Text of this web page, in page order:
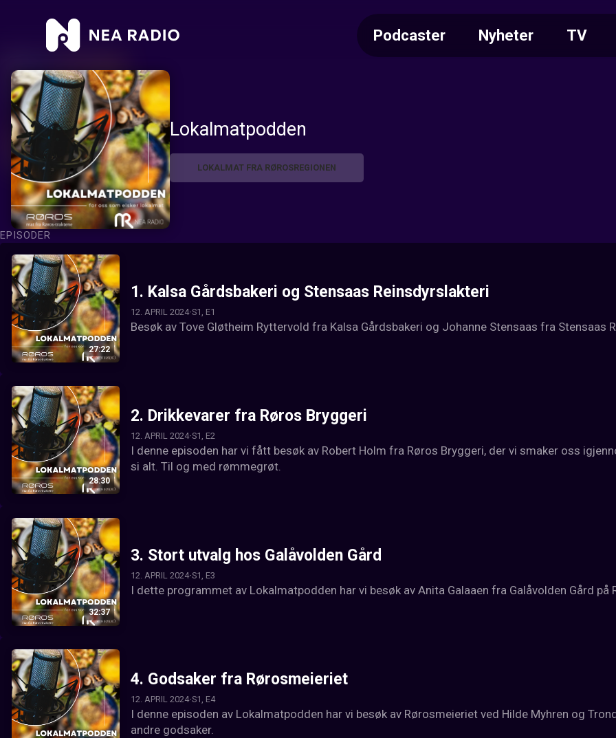
Podcaster Nyheter TV
Lokalmatpodden
LOKALMAT FRA RØROSREGIONEN
EPISODER
27:22
1. Kalsa Gårdsbakeri og Stensaas Reinsdyrslakteri
12. APRIL 2024 S1, E1
Besøk av Tove Gløtheim Ryttervold fra Kalsa Gårdsbakeri og Johanne Stensaas fra Stensaas
28:30
2. Drikkevarer fra Røros Bryggeri
12. APRIL 2024 S1, E2
I denne episoden har vi fått besøk av Robert Holm fra Røros Bryggeri, der vi smaker oss
si alt. Til og med rømmegrøt.
32:37
3. Stort utvalg hos Galåvolden Gård
12. APRIL 2024 S1, E3
I dette programmet av Lokalmatpodden har vi besøk av Anita Galaaen fra Galåvolden Gård på
4. Godsaker fra Rørosmeieriet
12. APRIL 2024 S1, E4
I denne episoden av Lokalmatpodden har vi besøk av Rørosmeieriet ved Hilde Myhren og
andre godsaker.